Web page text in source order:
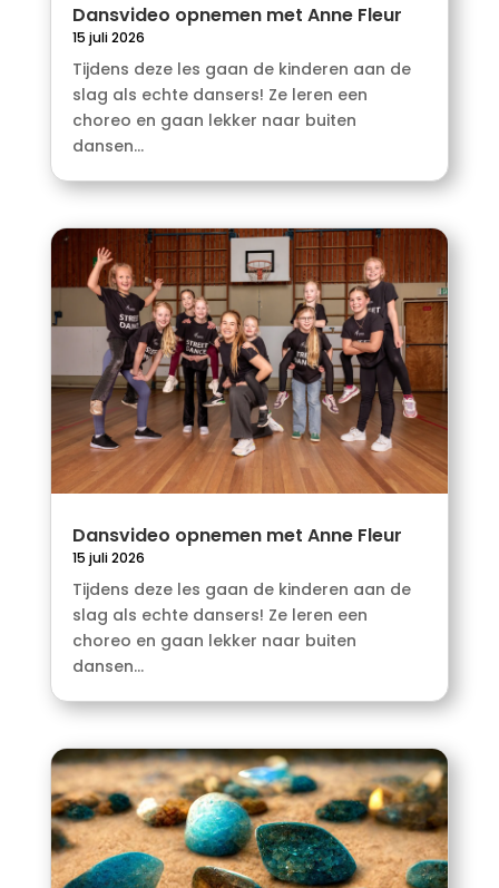
Dansvideo opnemen met Anne Fleur
15 juli 2026
Tijdens deze les gaan de kinderen aan de
slag als echte dansers! Ze leren een
choreo en gaan lekker naar buiten
dansen...
Dansvideo opnemen met Anne Fleur
15 juli 2026
Tijdens deze les gaan de kinderen aan de
slag als echte dansers! Ze leren een
choreo en gaan lekker naar buiten
dansen...